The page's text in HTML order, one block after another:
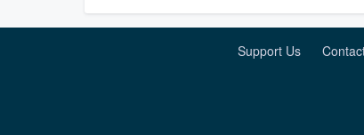
Support Us